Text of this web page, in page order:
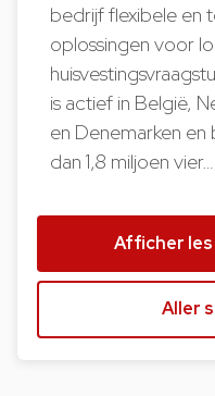
bedrijf flexibele en
oplossingen voor
is actief in België,
en Denemarken
dan 1,8 miljoen vier…
Afficher
Aller